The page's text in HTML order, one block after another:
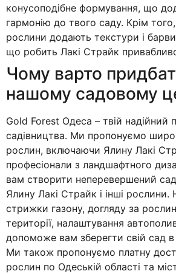
конусоподібне формування, що
гармонію до твого саду. Крім
рослини додають текстури і
що робить Лакі Страйк
Чому варто
нашому садовому
Gold Forest Одеса – твій надійний
садівництва. Ми пропонуємо
рослин, включаючи Ялину Лакі
професіонали з ландшафтного
вам створити неперевершений
Ялину Лакі Страйк і інші рослини.
стрижки газону, догляду за
території, налаштування
допоможе вам зберегти свій сад в
Ми також пропонуємо платну
рослин по Одеській області та